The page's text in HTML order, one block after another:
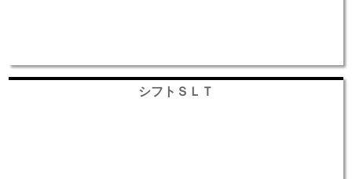
シフトＳＬＴ